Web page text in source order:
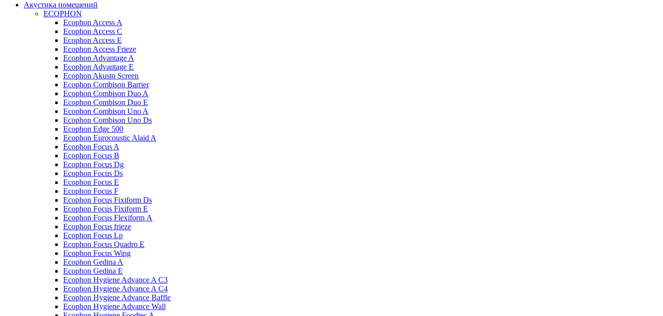
Акустика помещений
ECOPHON
Ecophon Access A
Ecophon Access C
Ecophon Access E
Ecophon Access Frieze
Ecophon Advantage A
Ecophon Advantage E
Ecophon Akusto Screen
Ecophon Combison Barrier
Ecophon Combison Duo A
Ecophon Combison Duo E
Ecophon Combison Uno A
Ecophon Combison Uno Ds
Ecophon Edge 500
Ecophon Eurocoustic Alaid A
Ecophon Focus A
Ecophon Focus B
Ecophon Focus Dg
Ecophon Focus Ds
Ecophon Focus E
Ecophon Focus F
Ecophon Focus Fixiform Ds
Ecophon Focus Fixiform E
Ecophon Focus Flexiform А
Ecophon Focus frieze
Ecophon Focus Lp
Ecophon Focus Quаdro E
Ecophon Focus Wing
Ecophon Gedina A
Ecophon Gedina E
Ecophon Hygiene Advance A C3
Ecophon Hygiene Advance A C4
Ecophon Hygiene Advance Baffle
Ecophon Hygiene Advance Wall